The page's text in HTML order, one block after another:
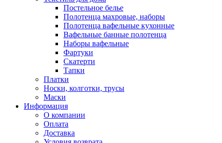
Постельное белье
Полотенца махровые, наборы
Полотенца вафельные кухонные
Вафельные банные полотенца
Наборы вафельные
Фартуки
Скатерти
Тапки
Платки
Носки, колготки, трусы
Маски
Информация
О компании
Оплата
Доставка